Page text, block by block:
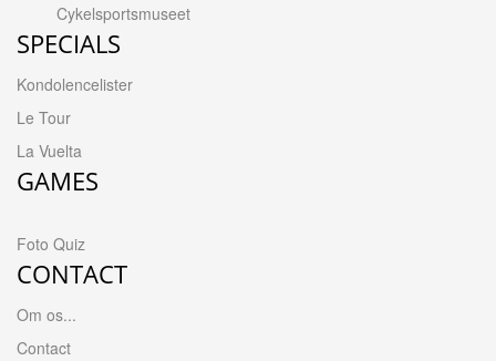
Cykelsportsmuseet
SPECIALS
Kondolencelister
Le Tour
La Vuelta
GAMES
Foto Quiz
CONTACT
Om os...
Contact